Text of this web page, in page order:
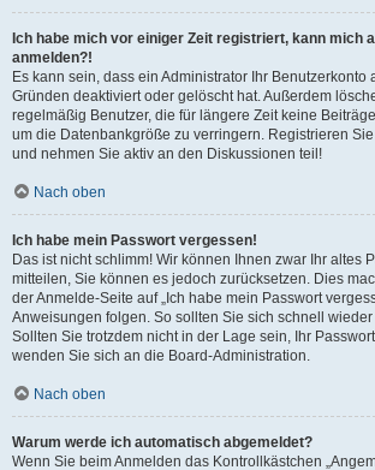
Ich habe mich vor einiger Zeit registriert, kann mich
anmelden?!
Es kann sein, dass ein Administrator Ihr Benutzerkonto
Gründen deaktiviert oder gelöscht hat. Außerdem
regelmäßig Benutzer, die für längere Zeit keine
um die Datenbankgröße zu verringern. Registrieren
und nehmen Sie aktiv an den Diskussionen teil!
Nach oben
Ich habe mein Passwort vergessen!
Das ist nicht schlimm! Wir können Ihnen zwar Ihr altes
mitteilen, Sie können es jedoch zurücksetzen. Dies
der Anmelde-Seite auf „Ich habe mein Passwort
Anweisungen folgen. So sollten Sie sich schnell
Sollten Sie trotzdem nicht in der Lage sein, Ihr
wenden Sie sich an die Board-Administration.
Nach oben
Warum werde ich automatisch abgemeldet?
Wenn Sie beim Anmelden das Kontrollkästchen